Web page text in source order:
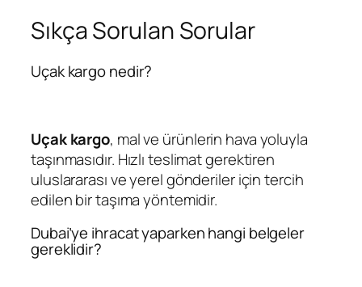
Sıkça Sorulan Sorular
Uçak kargo nedir?
Uçak kargo, mal ve ürünlerin hava yoluyla
taşınmasıdır. Hızlı teslimat gerektiren
uluslararası ve yerel gönderiler için tercih
edilen bir taşıma yöntemidir.
Dubai’ye ihracat yaparken hangi belgeler
gereklidir?